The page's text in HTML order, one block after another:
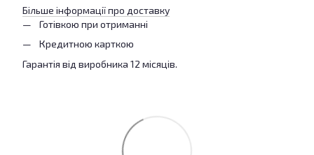
Більше інформації про доставку
Готівкою при отриманні
Кредитною карткою
Гарантія від виробника 12 місяців.